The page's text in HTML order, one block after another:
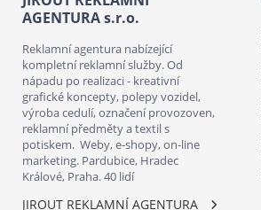
AGENTURA s.r.o.
Reklamní agentura nabízející
kompletní reklamní služby. Od
nápadu po realizaci - kreativní
grafické koncepty, polepy vozidel,
výroba cedulí, označení provozoven,
reklamní předměty a textil s
potiskem. Weby, e-shopy, on-line
marketing. Pardubice, Hradec
Králové, Praha. 40 lidí
JIROUT REKLAMNÍ AGENTURA